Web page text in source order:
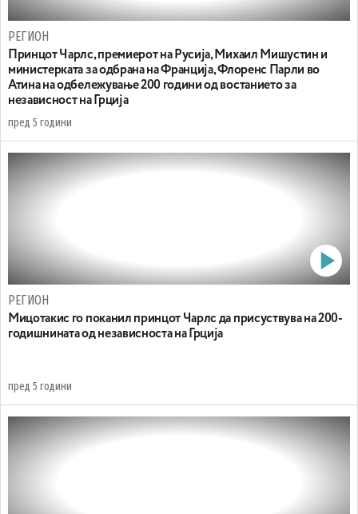
РЕГИОН
Принцот Чарлс, премиерот на Русија, Михаил Мишустин и
министерката за одбрана на Франција, Флоренс Парли во
Атина на одбележување 200 години од востанието за
независност на Грција
пред 5 години
РЕГИОН
Мицотакис го поканил принцот Чарлс да присуствува на 200-
годишнината од независноста на Грција
пред 5 години